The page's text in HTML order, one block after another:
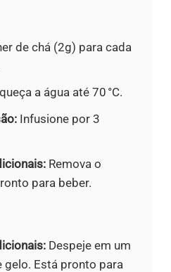
de chá (2g) para cada
a água até 70 °C.
Infusione por 3
Remova o
para beber.
Despeje em um
Está pronto para